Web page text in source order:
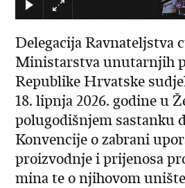
Delegacija Ravnateljstva
Ministarstva unutarnjih
Republike Hrvatske
18. lipnja 2026. godine u
polugodišnjem sastanku
Konvencije o zabrani
proizvodnje i prijenosa
mina te o njihovom